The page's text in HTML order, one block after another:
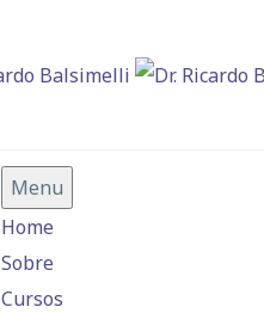
Menu
Home
Sobre
Cursos